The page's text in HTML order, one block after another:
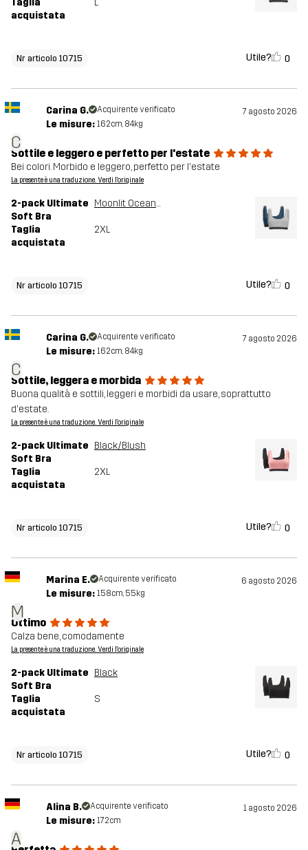
acquistata
Nr articolo 10715 Utile? 0
C
Carina G. Acquirente verificato 7 agosto 2026
Le misure: 162cm, 84kg
Sottile e leggero e perfetto per l'estate
Bei colori. Morbido e leggero, perfetto per l'estate
La presente è una traduzione. Verdi l'originale
2-pack Ultimate
Soft Bra
Moonlit Ocean/Grey Melange
Taglia
acquistata
2XL
Nr articolo 10715 Utile? 0
C
Carina G. Acquirente verificato 7 agosto 2026
Le misure: 162cm, 84kg
Sottile, leggera e morbida
Buona qualità e sottili, leggeri e morbidi da usare, soprattutto
d'estate.
La presente è una traduzione. Verdi l'originale
2-pack Ultimate
Soft Bra
Black/Blush
Taglia
acquistata
2XL
Nr articolo 10715 Utile? 0
M
Marina E. Acquirente verificato 6 agosto 2026
Le misure: 158cm, 55kg
Ottimo
Calza bene, comodamente
La presente è una traduzione. Verdi l'originale
2-pack Ultimate
Soft Bra
Black
Taglia
acquistata
S
Nr articolo 10715 Utile? 0
A
Alina B. Acquirente verificato 1 agosto 2026
Le misure: 172cm